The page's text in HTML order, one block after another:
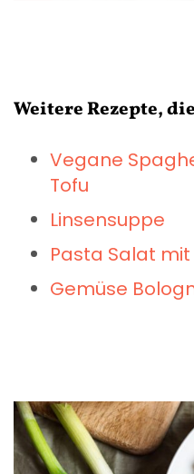
Weitere Rezepte,
Vegane
Tofu
Linsensuppe
Pasta Salat mit
Gemüse